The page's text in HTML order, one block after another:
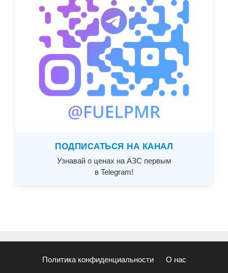
ПОДПИСАТЬСЯ НА КАНАЛ
Узнавай о ценах на АЗС первым
в Telegram!
Политика конфиденциальности О нас